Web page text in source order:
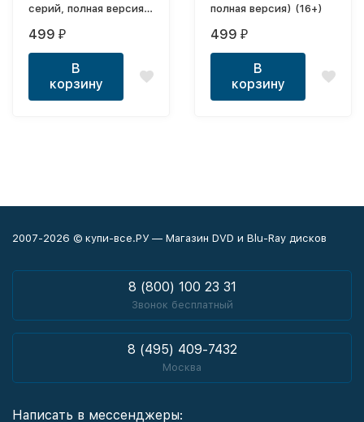
серий, полная версия)
499 ₽
В
корзину
полная версия) (16+)
499 ₽
В
корзину
2007-2026 © купи-все.РУ — Магазин DVD и Blu-Ray дисков
8 (800) 100 23 31
Звонок бесплатный
8 (495) 409-7432
Москва
Написать в мессенджеры: